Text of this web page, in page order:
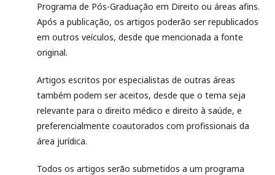
Programa de Pós-Graduação em Direito ou áreas afins.
Após a publicação, os artigos poderão ser republicados
em outros veículos, desde que mencionada a fonte
original.
Artigos escritos por especialistas de outras áreas
também podem ser aceitos, desde que o tema seja
relevante para o direito médico e direito à saúde, e
preferencialmente coautorados com profissionais da
área jurídica.
Todos os artigos serão submetidos a um programa